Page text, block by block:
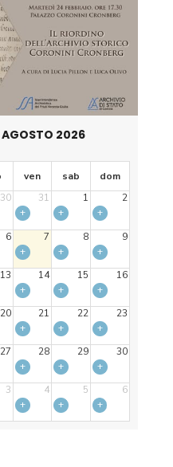
AGOSTO 2026
ven sab
dom
30 31 1
2
+ +
+
6 7 8
9
+ +
+
13 14 15
16
+ +
+
20 21 22
23
+ +
+
27 28 29
30
+ +
+
3 4 5
6
+ + +